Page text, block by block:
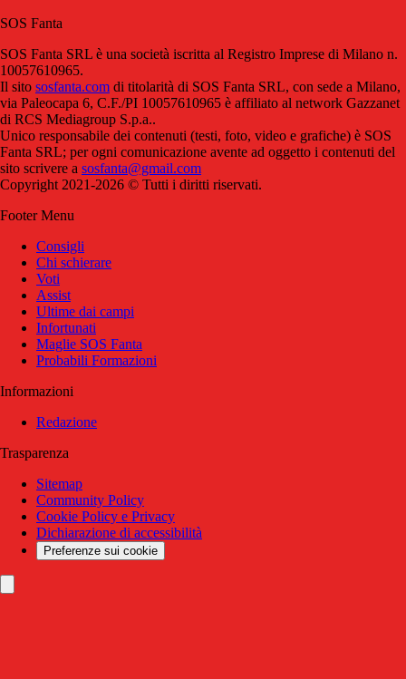
SOS Fanta
SOS Fanta SRL è una società iscritta al Registro Imprese di Milano n.
10057610965.
Il sito sosfanta.com di titolarità di SOS Fanta SRL, con sede a Milano,
via Paleocapa 6, C.F./PI 10057610965 è affiliato al network Gazzanet
di RCS Mediagroup S.p.a..
Unico responsabile dei contenuti (testi, foto, video e grafiche) è SOS
Fanta SRL; per ogni comunicazione avente ad oggetto i contenuti del
sito scrivere a sosfanta@gmail.com
Copyright 2021-2026 © Tutti i diritti riservati.
Footer Menu
Consigli
Chi schierare
Voti
Assist
Ultime dai campi
Infortunati
Maglie SOS Fanta
Probabili Formazioni
Informazioni
Redazione
Trasparenza
Sitemap
Community Policy
Cookie Policy e Privacy
Dichiarazione di accessibilità
Preferenze sui cookie